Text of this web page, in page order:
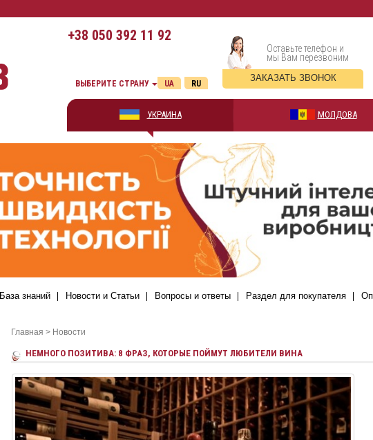
+38 050 392 11 92
Оставьте телефон и
мы Вам перезвоним
ЗАКАЗАТЬ ЗВОНОК
ВЫБЕРИТЕ СТРАНУ RU
UA
УКРАИНА МОЛДОВА
База знаний Новости и Статьи Вопросы и ответы Раздел для покупателя
Главная > Новости
НЕМНОГО ПОЗИТИВА: 8 ФРАЗ, КОТОРЫЕ ПОЙМУТ ЛЮБИТЕЛИ ВИНА